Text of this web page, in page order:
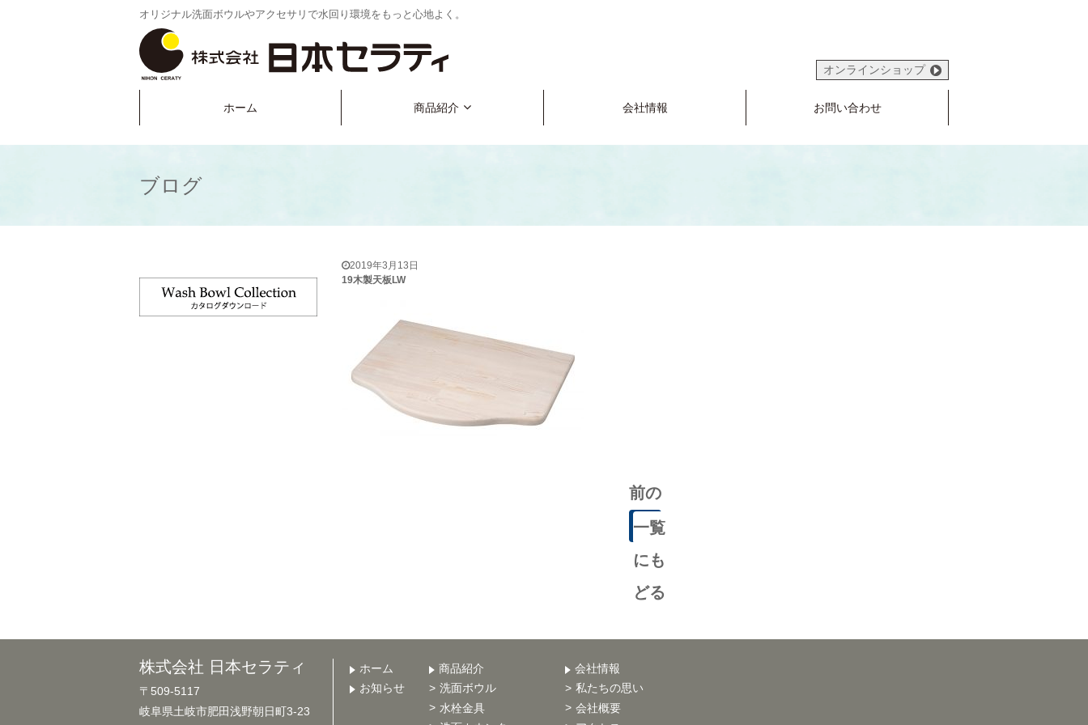
オリジナル洗面ボウルやアクセサリで水回り環境をもっと心地よく。
オンラインショップ
ホーム 商品紹介 会社情報 お問い合わせ
ブログ
2019年3月13日
19木製天板LW
前の
記事
一覧
にも
どる
株式会社 日本セラティ
〒509-5117
岐阜県土岐市肥田浅野朝日町3-23
ホーム
お知らせ
商品紹介
洗面ボウル
水栓金具
会社情報
私たちの思い
会社概要